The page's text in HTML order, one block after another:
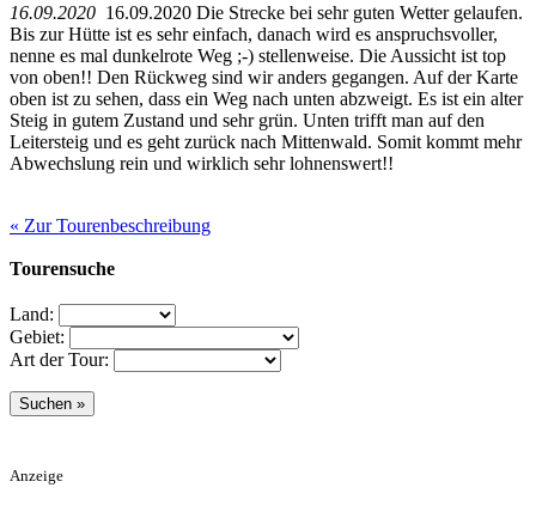
16.09.2020 16.09.2020 Die Strecke bei sehr guten Wetter gelaufen.
Bis zur Hütte ist es sehr einfach, danach wird es anspruchsvoller,
nenne es mal dunkelrote Weg ;-) stellenweise. Die Aussicht ist top
von oben!! Den Rückweg sind wir anders gegangen. Auf der Karte
oben ist zu sehen, dass ein Weg nach unten abzweigt. Es ist ein alter
Steig in gutem Zustand und sehr grün. Unten trifft man auf den
Leitersteig und es geht zurück nach Mittenwald. Somit kommt mehr
Abwechslung rein und wirklich sehr lohnenswert!!
« Zur Tourenbeschreibung
Tourensuche
Land:
Gebiet:
Art der Tour:
Anzeige